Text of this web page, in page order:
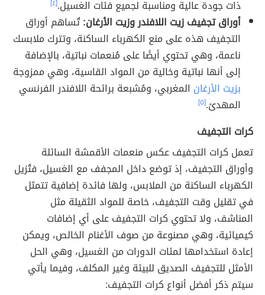
ذات جودة عالية ومناسبة لجميع فئات الغسيل.[٤]
أوراق تجفيف زيت اللافندر وزيت الأرغان:تُساهم أوراق
التجفيف هذه على منع الكهرباء الساكنة، وتترك ملابسك
ناعمة، وهي تحتوي أيضًا على مُنعمات نباتية، بالإضافة
إلى أنها نباتية وخالية من المواد القاسية، وهي ممزوجة
بزيت الأرغان المغربي، ومُشبعة برائحة اللافندر الفرنسي
المهدئ.[٥]
كرات التجفيف
تعمل كرات التجفيف عكس منعمات الأقمشة السائلة
وأوراق التجفيف، إذ توضع داخل المجفف مع الغسيل، فتُزيل
الكهرباء الساكنة من الملابس، ولها فائدة إضافية تتمثل
في تقليل وقت التجفيف، خاصة للمواد الثقيلة مثل
المناشف، ولا تحتوي كرات التجفيف على أي إضافات
كيميائية، وهي مصنوعة من صوف الأغنام الخالص، ويمكن
إعادة استخدامها لمئات الدورات من الغسيل، وهي الحل
الأمثل للتجفيف الصديق للبيئة وغير المكلف، وفيما يأتي
سيتم ذكر أفضل أنواع كرات التجفيف: